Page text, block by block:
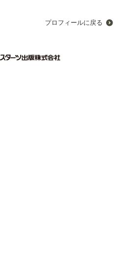
プロフィールに戻る